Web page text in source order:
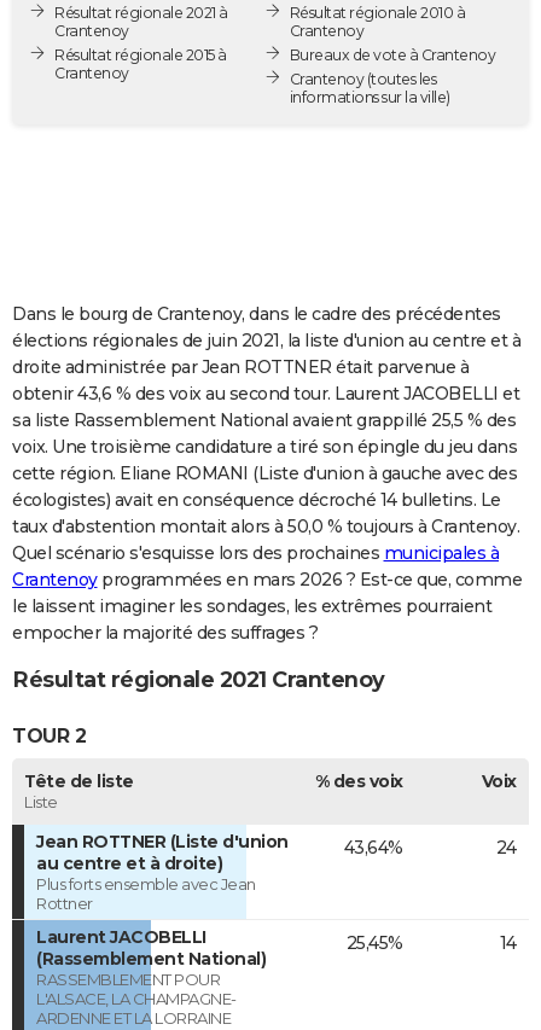
Destinations
City break
Voyage nature
Voyage de noces
Forum
PHOTO
GUIDES D'ACHAT
COPAINS D'AVANT
S'inscrire
Se connecter
Lycées
Collèges
Primaires
Universités
Entreprises
Service militaire
Avis de recherche
AVIS DE DÉCÈS
FORUM
Bricolage
Lifestyle
Culture
Sport
Auto
Television
Voyage
Cinema
Résultat régionale 2021 à
Crantenoy
Résultat régionale 2015 à
Crantenoy
Résultat régionale 2010 à
Crantenoy
Bureaux de vote à Crantenoy
Crantenoy(toutes les
informations sur la ville)
Dans le bourg de Crantenoy, dans le cadre des précédentes
élections régionales de juin 2021, la liste d'union au centre et à
droite administrée par Jean ROTTNER était parvenue à
obtenir 43,6 % des voix au second tour. Laurent JACOBELLI et
sa liste Rassemblement National avaient grappillé 25,5 % des
voix. Une troisième candidature a tiré son épingle du jeu dans
cette région. Eliane ROMANI (Liste d'union à gauche avec des
écologistes) avait en conséquence décroché 14 bulletins. Le
taux d'abstention montait alors à 50,0 % toujours à Crantenoy.
Quel scénario s'esquisse lors des prochaines municipales à
Crantenoyprogrammées en mars 2026 ? Est-ce que, comme
le laissent imaginer les sondages, les extrêmes pourraient
empocher la majorité des suffrages ?
Résultat régionale 2021 Crantenoy
TOUR 2
Tête de liste
Liste
% des voix Voix
Jean ROTTNER (Liste d'union
au centre et à droite)
Plus forts ensemble avec Jean
Rottner
43,64% 24
Laurent JACOBELLI
(Rassemblement National)
RASSEMBLEMENT POUR
L'ALSACE, LA CHAMPAGNE-
ARDENNE ET LA LORRAINE
25,45% 14